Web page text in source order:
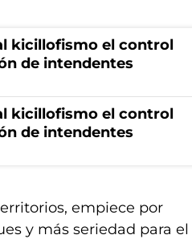
kicillofismo el control
de intendentes
kicillofismo el control
de intendentes
empiece por
y más seriedad para el